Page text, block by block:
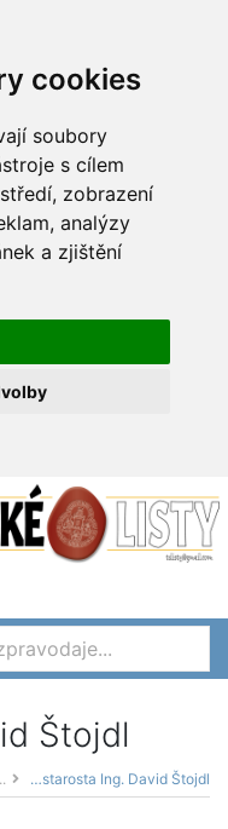
cookies
soubory
s cílem
zobrazení
analýzy
a zjištění
Štojdl
…starosta Ing. David Štojdl